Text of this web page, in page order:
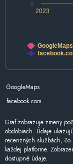
2023
0
GoogleMaps
GoogleMaps
facebook.com
Graf zobrazuje zmeny
obdobiach. Údaje
recenzných službách,
každej platforme.
dostupné údaje.